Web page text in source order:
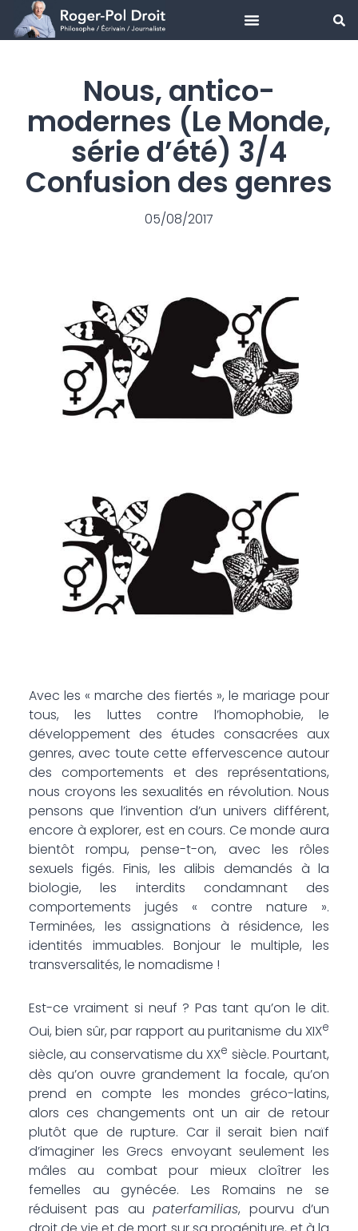
Aller
Nous, antico-
modernes (Le Monde,
série d’été) 3/4
Confusion des genres
05/08/2017
Avec les « marche des fiertés », le mariage pour
tous, les luttes contre l’homophobie, le
développement des études consacrées aux
genres, avec toute cette effervescence autour
des comportements et des représentations,
nous croyons les sexualités en révolution. Nous
pensons que l’invention d’un univers différent,
encore à explorer, est en cours. Ce monde aura
bientôt rompu, pense-t-on, avec les rôles
sexuels figés. Finis, les alibis demandés à la
biologie, les interdits condamnant des
comportements jugés « contre nature ».
Terminées, les assignations à résidence, les
identités immuables. Bonjour le multiple, les
transversalités, le nomadisme !
Est-ce vraiment si neuf ? Pas tant qu’on le dit.
Oui, bien sûr, par rapport au puritanisme du XIXe
siècle, au conservatisme du XXe siècle. Pourtant,
dès qu’on ouvre grandement la focale, qu’on
prend en compte les mondes gréco-latins,
alors ces changements ont un air de retour
plutôt que de rupture. Car il serait bien naïf
d’imaginer les Grecs envoyant seulement les
mâles au combat pour mieux cloîtrer les
femelles au gynécée. Les Romains ne se
réduisent pas aupaterfamilias, pourvu d’un